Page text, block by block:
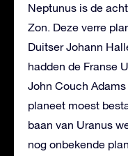
Neptunus is de
Zon. Deze verre
Duitser Johann
hadden de Franse
John Couch
planeet moest
baan van Uranus
nog onbekende